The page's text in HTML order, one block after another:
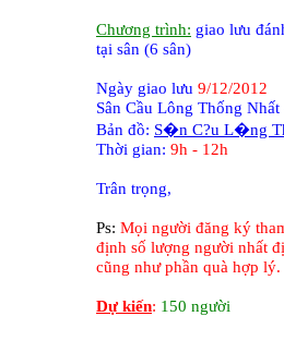
Chương trình: giao lưu
tại sân (6 sân)
Ngày giao lưu 9/12/2012
Sân Cầu Lông Thống
Bản đồ: S�n C?u L�ng
Thời gian: 9h - 12h
Trân trọng,
Ps: Mọi người đăng ký
định số lượng người nhất
cũng như phần quà hợp lý.
Dự kiến: 150 người